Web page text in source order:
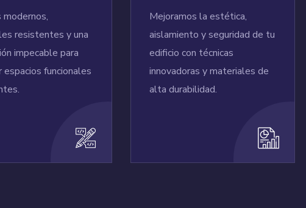
modernos,
resistentes y una
impecable para
espacios funcionales
Mejoramos la estética,
aislamiento y seguridad de tu
edificio con técnicas
innovadoras y materiales de
alta durabilidad.